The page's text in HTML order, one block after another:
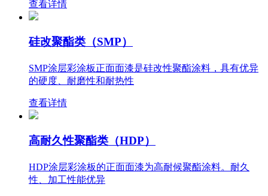
查看详情
硅改聚酯类（SMP）
SMP涂层彩涂板正面面漆是硅改性聚酯涂料，具有优异
的硬度、耐磨性和耐热性
查看详情
高耐久性聚酯类（HDP）
HDP涂层彩涂板的正面面漆为高耐候聚酯涂料。耐久
性、加工性能优异